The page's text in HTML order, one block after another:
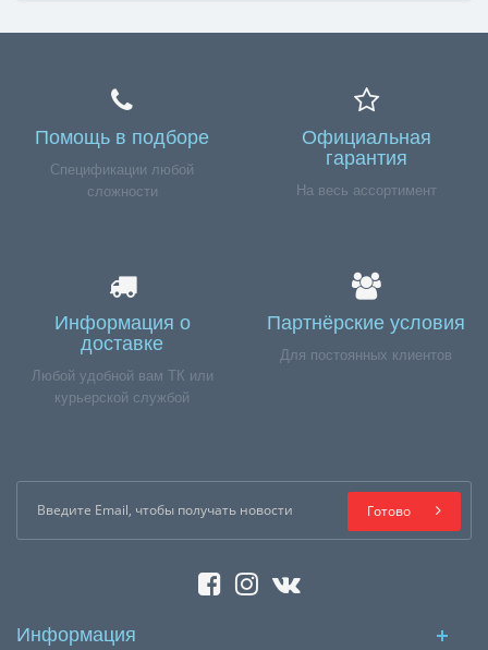
Помощь в подборе
Спецификации любой
сложности
Официальная
гарантия
На весь ассортимент
Информация о
доставке
Любой удобной вам ТК или
курьерской службой
Партнёрские условия
Для постоянных клиентов
Готово
Информация